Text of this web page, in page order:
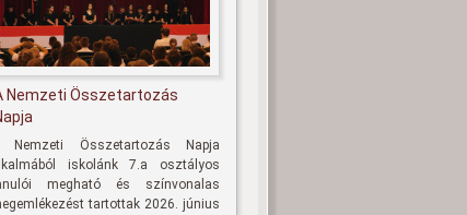
Nemzeti Összetartozás
Nemzeti Összetartozás Napja
iskolánk 7.a osztályos
megható és színvonalas
tartottak 2026. június